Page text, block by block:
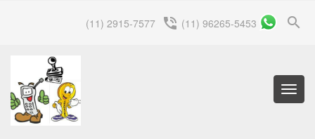
search
(11) 2915-7577 phone_in_talk (11) 96265-5453
Menu